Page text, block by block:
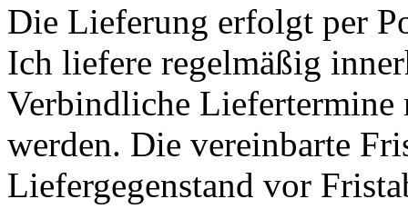
Die Lieferung erfolgt per
Ich liefere regelmäßig
Verbindliche Liefertermine
werden. Die vereinbarte
Liefergegenstand vor